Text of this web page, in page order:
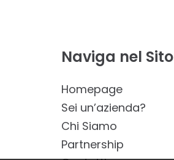
Naviga nel Sito
Homepage
Sei un’azienda?
Chi Siamo
Partnership